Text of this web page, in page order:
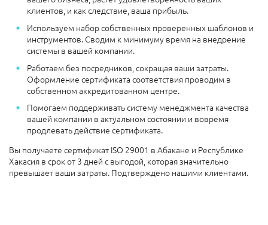
клиентов, и как следствие, ваша прибыль.
Используем набор собственных проверенных шаблонов и
инструментов. Сводим к минимуму время на внедрение
системы в вашей компании.
Работаем без посредников, сокращая ваши затраты.
Оформление сертификата соответствия проводим в
собственном аккредитованном центре.
Помогаем поддерживать систему менеджмента качества
вашей компании в актуальном состоянии и вовремя
продлевать действие сертификата.
Вы получаете сертификат ISO 29001 в Абакане и Республике
Хакасия в срок от 3 дней с выгодой, которая значительно
превышает ваши затраты. Подтверждено нашими клиентами.